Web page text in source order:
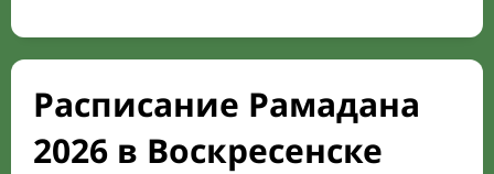
Расписание Рамадана
2026 в Воскресенске